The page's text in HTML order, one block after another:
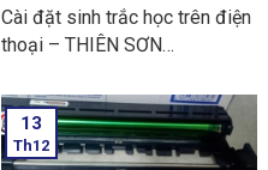
Cài đặt sinh trắc học trên điện
thoại – THIÊN SƠN
khảo “các bước thực hiện cài
đặt sinh trắc học trên điện
thoại” nhé
13
Th12